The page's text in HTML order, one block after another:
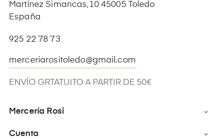
Martínez Simancas,10 45005 Toledo
España
925 22 78 73
merceriarositoledo@gmail.com
ENVÍO GRTATUITO A PARTIR DE 50€
Mercería Rosi 
Cuenta 